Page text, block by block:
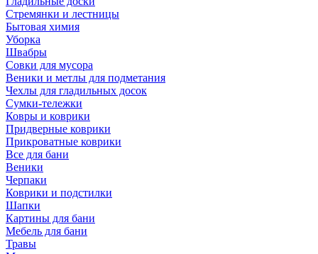
Стремянки и лестницы
Бытовая химия
Уборка
Швабры
Совки для мусора
Веники и метлы для подметания
Чехлы для гладильных досок
Сумки-тележки
Ковры и коврики
Придверные коврики
Прикроватные коврики
Все для бани
Веники
Черпаки
Коврики и подстилки
Шапки
Картины для бани
Мебель для бани
Травы